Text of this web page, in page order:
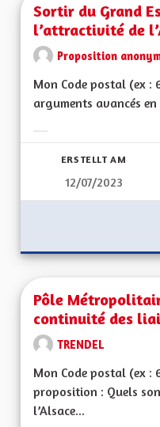
Sortir du Grand
l’attractivité de
Proposition
Mon Code postal (ex
arguments avancés
ERSTELLT AM
12/07/2023
Pôle
continuité des
TRENDEL
Mon Code postal (ex
proposition : Quels
l’Alsace...